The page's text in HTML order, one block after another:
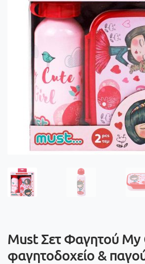
Must Σετ Φαγητού My
φαγητοδοχείο &